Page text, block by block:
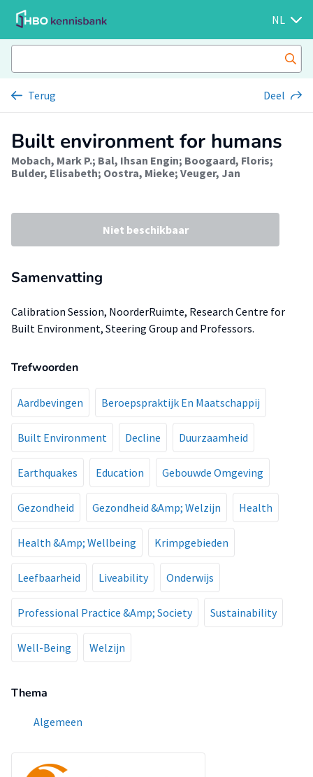
NL
Terug Deel
Built environment for humans
Mobach, Mark P.; Bal, Ihsan Engin; Boogaard, Floris;
Bulder, Elisabeth; Oostra, Mieke; Veuger, Jan
Niet beschikbaar
Samenvatting
Calibration Session, NoorderRuimte, Research Centre for
Built Environment, Steering Group and Professors.
Trefwoorden
Aardbevingen Beroepspraktijk En Maatschappij
Built Environment Decline Duurzaamheid
Earthquakes Education Gebouwde Omgeving
Gezondheid Gezondheid &Amp; Welzijn Health
Health &Amp; Wellbeing Krimpgebieden
Leefbaarheid Liveability Onderwijs
Professional Practice &Amp; Society Sustainability
Well-Being Welzijn
Thema
Algemeen